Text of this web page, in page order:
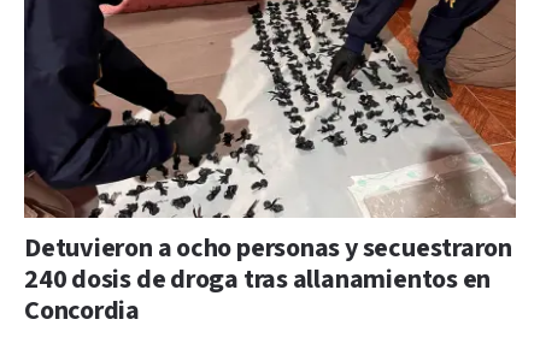
Detuvieron a ocho personas y secuestraron
240 dosis de droga tras allanamientos en
Concordia